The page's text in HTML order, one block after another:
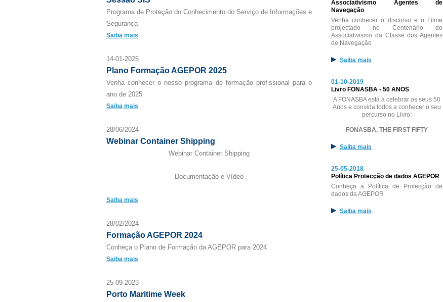
Programa de Proteção do Conhecimento do Serviço de Informações e
Segurança
Saiba mais
14-01-2025
Plano Formação AGEPOR 2025
Venha conhecer o nosso programa de formação profissional para o
ano de 2025
Saiba mais
28/06/2024
Webinar Container Shipping
Webinar Container Shipping
Documentação e Vídeo
Saiba mais
28/02/2024
Formação AGEPOR 2024
Conheça o Plano de Formação da AGEPOR para 2024
Saiba mais
25-09-2023
Porto Maritime Week
Associativismo Agentes de
Navegação
Venha conhecer o discurso e o Filme
projectado no Centenário do
Associativismo da Classe dos Agentes
de Navegação
Saiba mais
01-10-2019
Livro FONASBA - 50 ANOS
A FONASBA está a celebrar os seus 50
Anos e convida todos a conhecer o seu
percurso no Livro:
FONASBA, THE FIRST FIFTY
Saiba mais
25-05-2018
Política Protecção de dados AGEPOR
Conheça a Política de Protecção de
dados da AGEPOR
Saiba mais